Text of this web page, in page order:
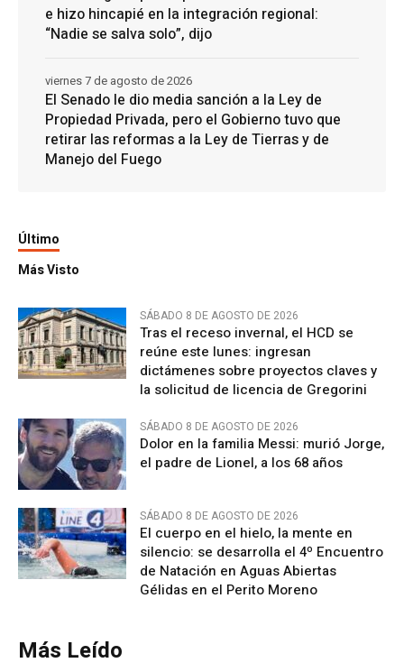
e hizo hincapié en la integración regional:
“Nadie se salva solo”, dijo
El Senado le dio media sanción a la Ley de
Propiedad Privada, pero el Gobierno tuvo que
retirar las reformas a la Ley de Tierras y de
Manejo del Fuego
viernes 7 de agosto de 2026
Último
Más Visto
SÁBADO 8 DE AGOSTO DE 2026
Tras el receso invernal, el HCD se
reúne este lunes: ingresan
dictámenes sobre proyectos claves y
la solicitud de licencia de Gregorini
SÁBADO 8 DE AGOSTO DE 2026
Dolor en la familia Messi: murió Jorge,
el padre de Lionel, a los 68 años
SÁBADO 8 DE AGOSTO DE 2026
El cuerpo en el hielo, la mente en
silencio: se desarrolla el 4º Encuentro
de Natación en Aguas Abiertas
Gélidas en el Perito Moreno
Más Leído